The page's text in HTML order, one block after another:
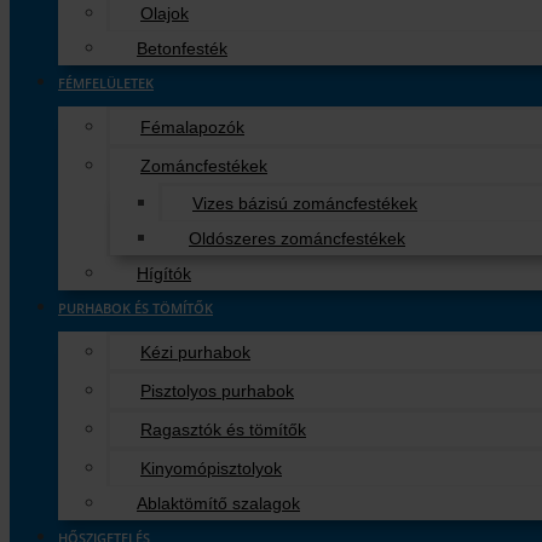
Olajok
Betonfesték
FÉMFELÜLETEK
Fémalapozók
Zománcfestékek
Vizes bázisú zománcfestékek
Oldószeres zománcfestékek
Hígítók
PURHABOK ÉS TÖMÍTŐK
Kézi purhabok
Pisztolyos purhabok
Ragasztók és tömítők
Kinyomópisztolyok
Ablaktömítő szalagok
HŐSZIGETELÉS